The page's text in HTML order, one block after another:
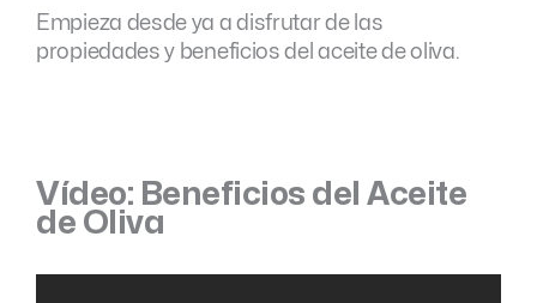
Empieza desde ya a disfrutar de las
propiedades y beneficios del aceite de oliva.
Vídeo: Beneficios del Aceite
de Oliva